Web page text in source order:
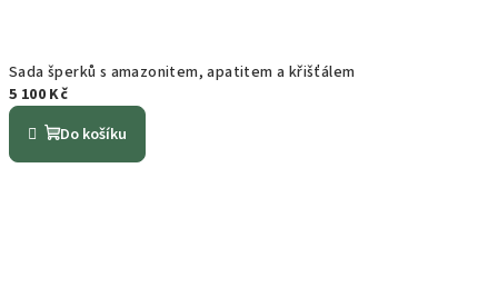
Sada šperků s amazonitem, apatitem a křišťálem
5 100 Kč
Do košíku